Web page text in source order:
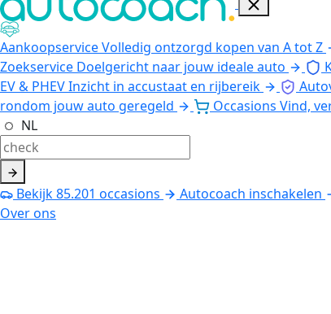
AankoopserviceVolledig ontzorgd kopen van A tot Z
Zoekservice Doelgericht naar jouw ideale auto
EV & PHEVInzicht in accustaat en rijbereik
rondom jouw auto geregeld
Occasions Vind,
NL
Bekijk85.201 occasions
Autocoach inschakelen
Over ons